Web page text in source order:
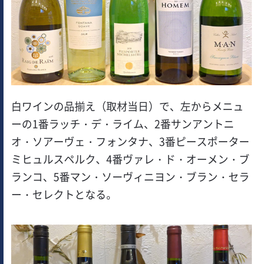
白ワインの品揃え（取材当日）で、左からメニュ
ーの1番ラッチ・デ・ライム、2番サンアントニ
オ・ソアーヴェ・フォンタナ、3番ピースポーター
ミヒュルスペルク、4番ヴァレ・ド・オーメン・ブ
ランコ、5番マン・ソーヴィニヨン・ブラン・セラ
ー・セレクトとなる。